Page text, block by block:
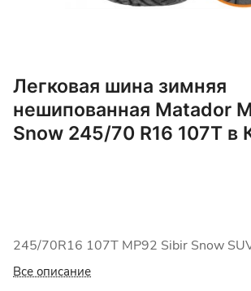
Легковая шина зимняя
нешипованная Matador
Snow 245/70 R16 107T в
245/70R16 107T MP92 Sibir Snow
Все описание